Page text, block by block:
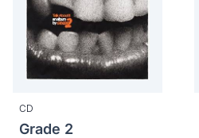
CD
Grade 2